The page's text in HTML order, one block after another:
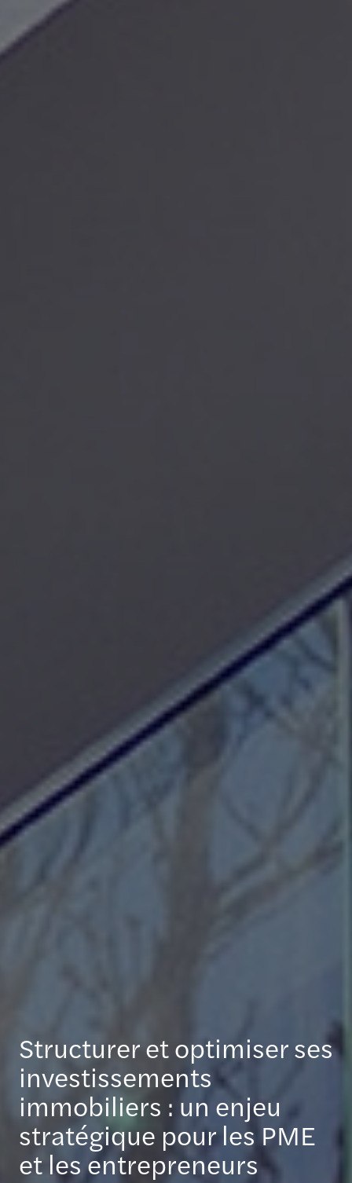
Structurer et optimiser ses
investissements
immobiliers​ : un enjeu
stratégique pour les PME
et les entrepreneurs